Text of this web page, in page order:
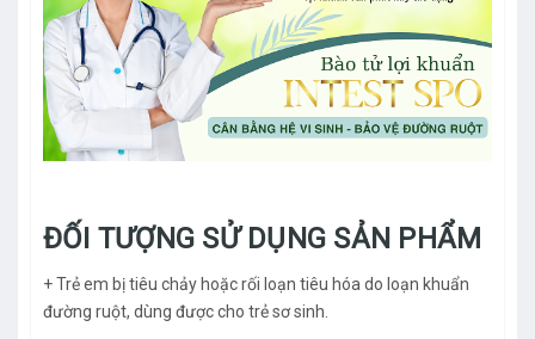
ĐỐI TƯỢNG SỬ DỤNG SẢN PHẨM
+ Trẻ em bị tiêu chảy hoặc rối loạn tiêu hóa do loạn khuẩn
đường ruột, dùng được cho trẻ sơ sinh.